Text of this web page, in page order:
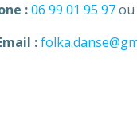
:06 99 01 95 97ou
: